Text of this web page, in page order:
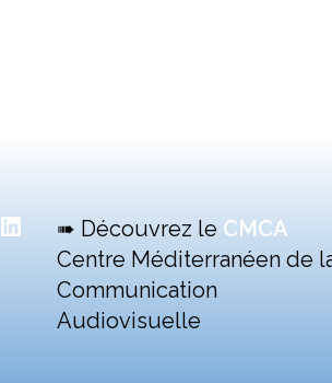
LinkedIn➠ Découvrez le CMCA
Centre Méditerranéen de
Communication
Audiovisuelle